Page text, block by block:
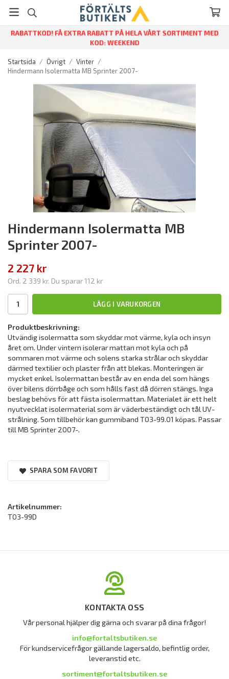
RABATTKOD! FÅ EXTRA RABATT PÅ HELA VÅRT SORTIMENT MED
KOD: WEEKEND
Startsida / Övrigt / Vinter /
Hindermann Isolermatta MB Sprinter 2007-
Hindermann Isolermatta MB
Sprinter 2007-
2 227 kr
Ord. 2 339 kr. Du sparar112 kr
LÄGG I VARUKORGEN
Produktbeskrivning:
Utvändig isolermatta som skyddar mot värme, kyla och insyn
året om. Under vintern isolerar mattan mot kyla och på
sommaren mot värme och solens starka strålar och skyddar
därmed textilier och plaster från att blekas. Monteringen är
mycket enkel. Isolermattan består av en enda del som hängs
över bilens dörrbåge och som hålls fast då dörren stängs. Inga
beslag behövs för att fästa isolermattan. Materialet är ett helt
nyutvecklat isolermaterial som är väderbeständigt och tål UV-
strålning. Som tillbehör kan gummiband T03-99.01 köpas. Passar
till MB Sprinter 2007-.
SPARA SOM FAVORIT
Artikelnummer:
T03-99D
KONTAKTA OSS
Vår personal hjälper dig gärna och svarar på dina frågor!
info@fortaltsbutiken.se
För kundservicefrågor gällande lagersaldo, befintlig order,
leveranstid etc.
sortiment@fortaltsbutiken.se